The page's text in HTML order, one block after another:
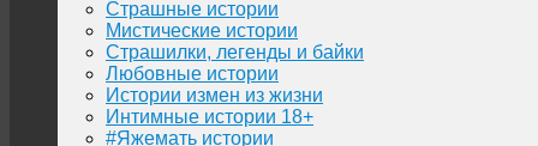
Страшные истории
Мистические истории
Страшилки, легенды и байки
Любовные истории
Истории измен из жизни
Интимные истории 18+
#Яжемать истории